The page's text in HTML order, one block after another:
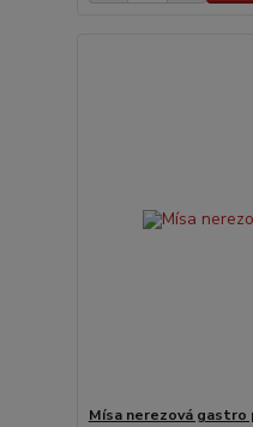
Mísa nerezová gastro